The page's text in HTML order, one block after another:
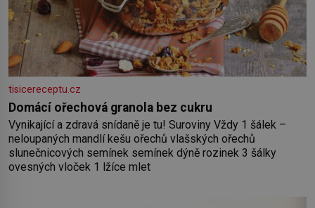
tisicereceptu.cz
Domácí ořechová granola bez cukru
Vynikající a zdravá snídaně je tu! Suroviny Vždy 1 šálek –
neloupaných mandlí kešu ořechů vlašských ořechů
slunečnicových semínek semínek dýně rozinek 3 šálky
ovesných vloček 1 lžíce mlet